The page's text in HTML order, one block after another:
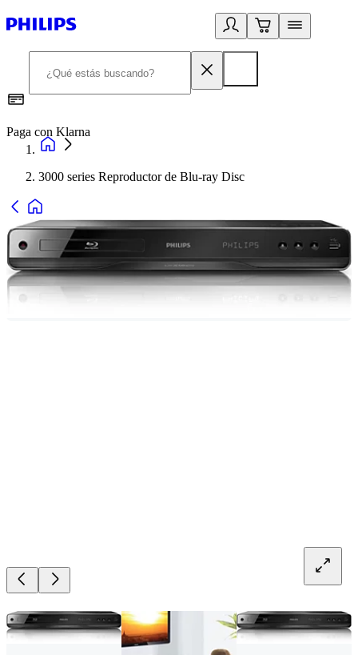
Paga con Klarna
3000 series Reproductor de Blu-ray Disc